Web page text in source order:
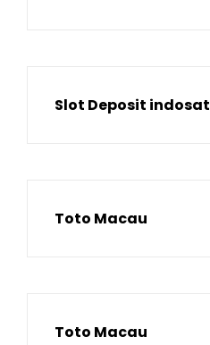
Slot Deposit indosat
Toto Macau
Toto Macau